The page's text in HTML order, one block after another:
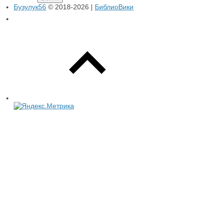
Бузулук56 © 2018-2026 | БиблиоВики